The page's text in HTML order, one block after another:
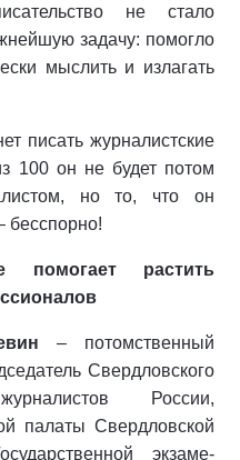
не стало
задачу: помогло
мыслить и из­лагать
пи­сать журналистские
100 он не будет потом
но то, что он
бесспорно!
помогает растить
– потом­ственный
Сверд­ловского
России,
па­латы Свердловской
экзаме­